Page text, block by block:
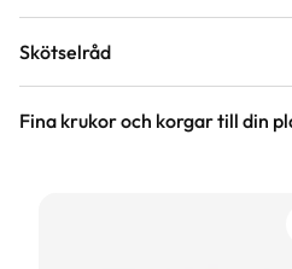
Leveranshöjd Hur
Skötselråd
Läge Sol till halvskugga
Fina krukor och korgar till din